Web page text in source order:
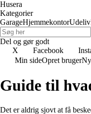
Husera
Kategorier
GarageHjemmekontorUdeliv
Del og gør godt
X
Facebook
Min sideOpret bruger
Guide til
Det er aldrig sjovt at få